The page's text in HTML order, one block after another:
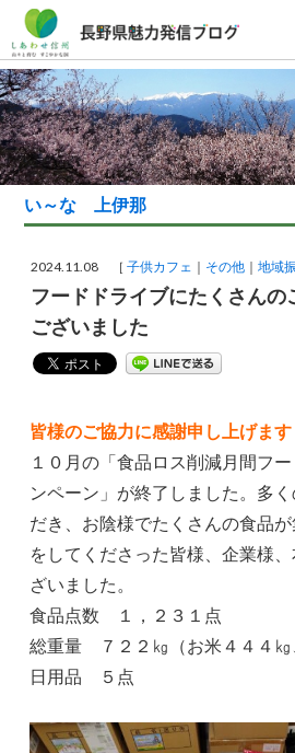
い～な 上伊那
2024.11.08 ［子供カフェ その他 地域
フードドライブにたくさんの
ございました
皆様のご協力に感謝申し上げます
１０月の「食品ロス削減月間フ
ンペーン」が終了しました。多
だき、お陰様でたくさんの食品
をしてくださった皆様、企業様
ざいました。
食品点数 １，２３１点
総重量 ７２２㎏（お米４４４㎏
日用品 ５点